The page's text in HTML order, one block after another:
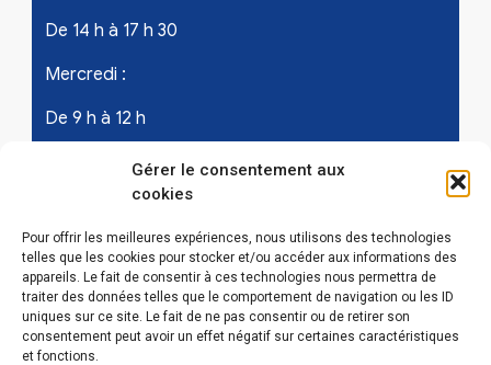
Gérer le consentement aux
cookies
Pour offrir les meilleures expériences, nous utilisons des technologies
telles que les cookies pour stocker et/ou accéder aux informations des
appareils. Le fait de consentir à ces technologies nous permettra de
traiter des données telles que le comportement de navigation ou les ID
uniques sur ce site. Le fait de ne pas consentir ou de retirer son
consentement peut avoir un effet négatif sur certaines caractéristiques
et fonctions.
De 14 h à 17 h 30
Mercredi :
De 9 h à 12 h
Samedi - les 1er et 3ème de chaque mois :
De 9 h à 12 h
LIENS UTILES
Mentions légales